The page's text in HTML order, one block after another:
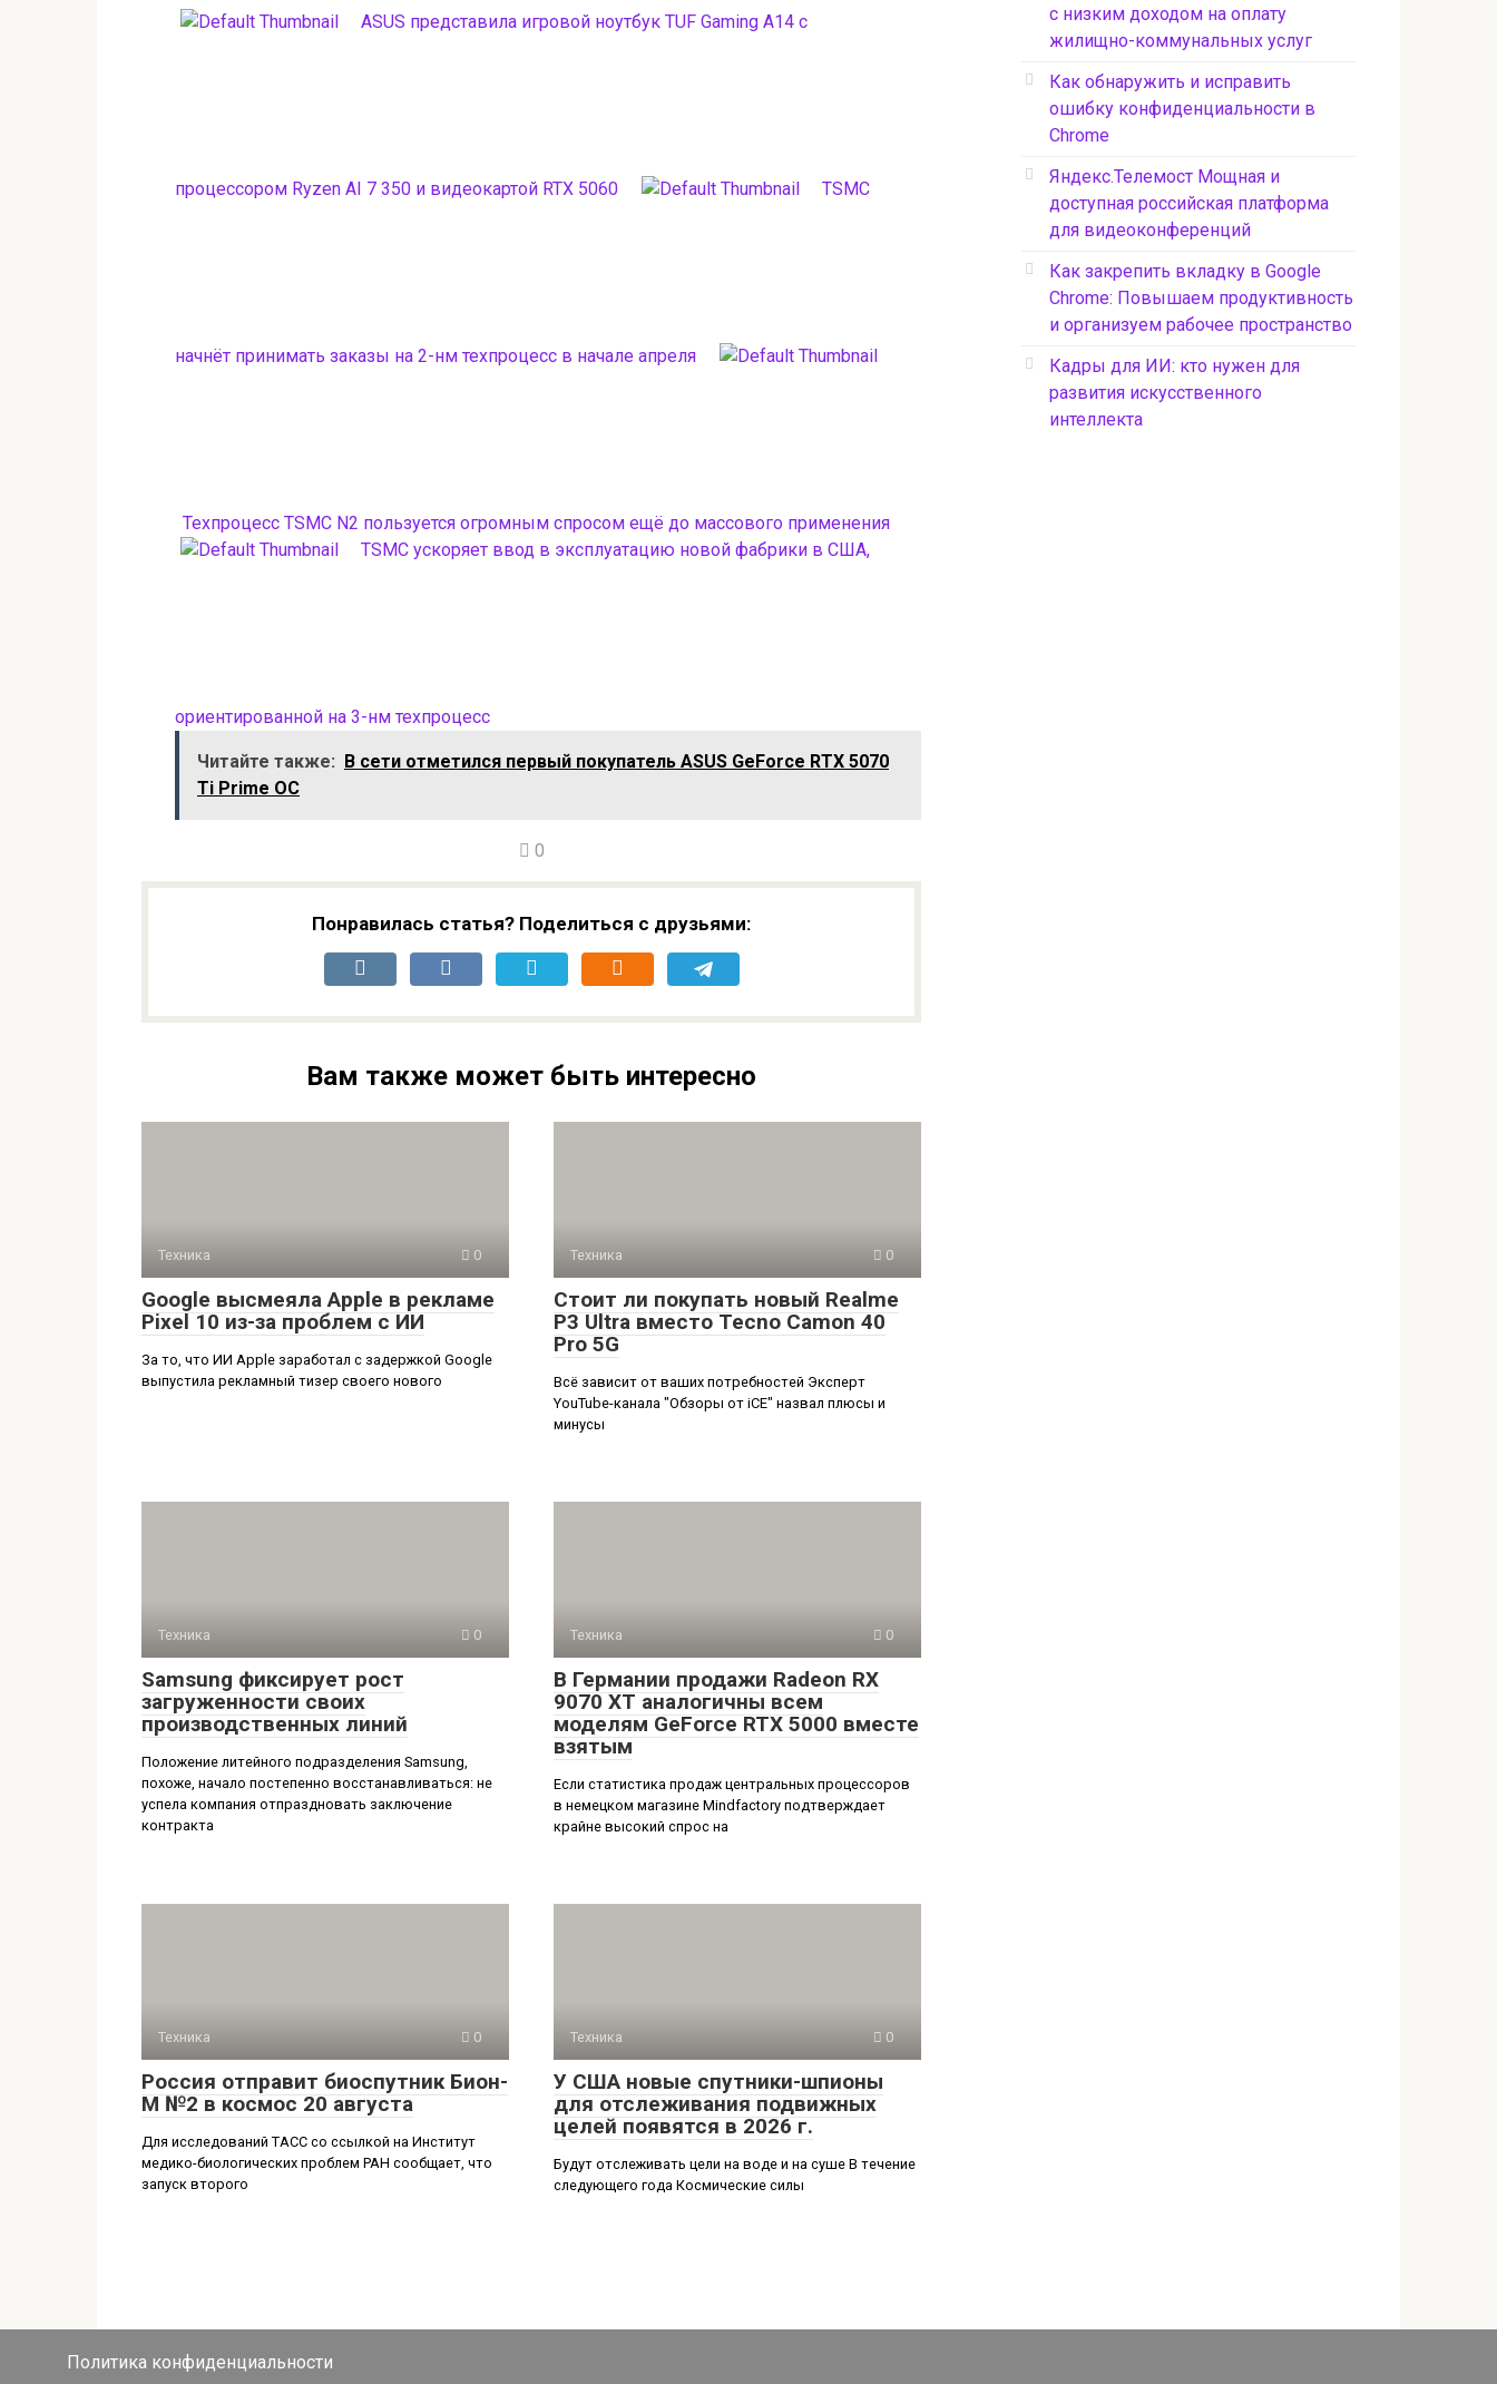
ASUS представила игровой ноутбук TUF Gaming A14 с
процессором Ryzen AI 7 350 и видеокартой RTX 5060 TSMC
начнёт принимать заказы на 2-нм техпроцесс в начале апреля
Техпроцесс TSMC N2 пользуется огромным спросом ещё до массового применения
TSMC ускоряет ввод в эксплуатацию новой фабрики в США,
ориентированной на 3-нм техпроцесс
Читайте также: В сети отметился первый покупатель ASUS GeForce RTX 5070
Ti Prime OC
0
Понравилась статья? Поделиться с друзьями:
Вам также может быть интересно
Техника 0
Google высмеяла Apple в рекламе
Pixel 10 из-за проблем с ИИ
За то, что ИИ Apple заработал с задержкой Google
выпустила рекламный тизер своего нового
Техника 0
Стоит ли покупать новый Realme
P3 Ultra вместо Tecno Camon 40
Pro 5G
Всё зависит от ваших потребностей Эксперт
YouTube-канала "Обзоры от iCE" назвал плюсы и
минусы
Техника 0
Samsung фиксирует рост
загруженности своих
производственных линий
Положение литейного подразделения Samsung,
похоже, начало постепенно восстанавливаться: не
успела компания отпраздновать заключение
контракта
Техника 0
В Германии продажи Radeon RX
9070 XT аналогичны всем
моделям GeForce RTX 5000 вместе
взятым
Если статистика продаж центральных процессоров
в немецком магазине Mindfactory подтверждает
крайне высокий спрос на
Техника 0
Россия отправит биоспутник Бион-
М №2 в космос 20 августа
Для исследований ТАСС со ссылкой на Институт
медико-биологических проблем РАН сообщает, что
запуск второго
Техника 0
У США новые спутники-шпионы
для отслеживания подвижных
целей появятся в 2026 г.
Будут отслеживать цели на воде и на суше В течение
следующего года Космические силы
с низким доходом на оплату
жилищно-коммунальных услуг
Как обнаружить и исправить
ошибку конфиденциальности в
Chrome
Яндекс.Телемост Мощная и
доступная российская платформа
для видеоконференций
Как закрепить вкладку в Google
Chrome: Повышаем продуктивность
и организуем рабочее пространство
Кадры для ИИ: кто нужен для
развития искусственного
интеллекта
Политика конфиденциальности